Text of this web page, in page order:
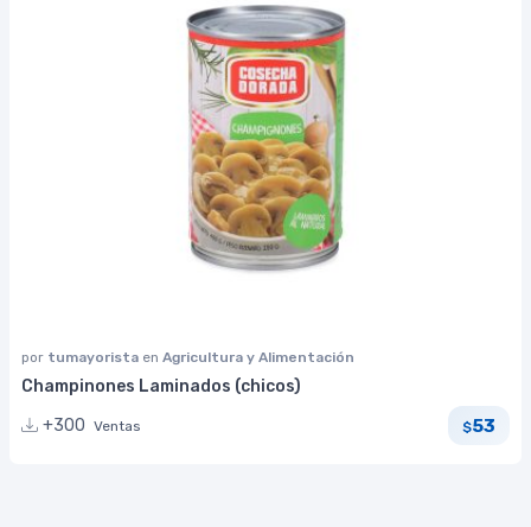
por tumayorista en Agricultura y Alimentación
Champinones Laminados (chicos)
+300 Ventas $53